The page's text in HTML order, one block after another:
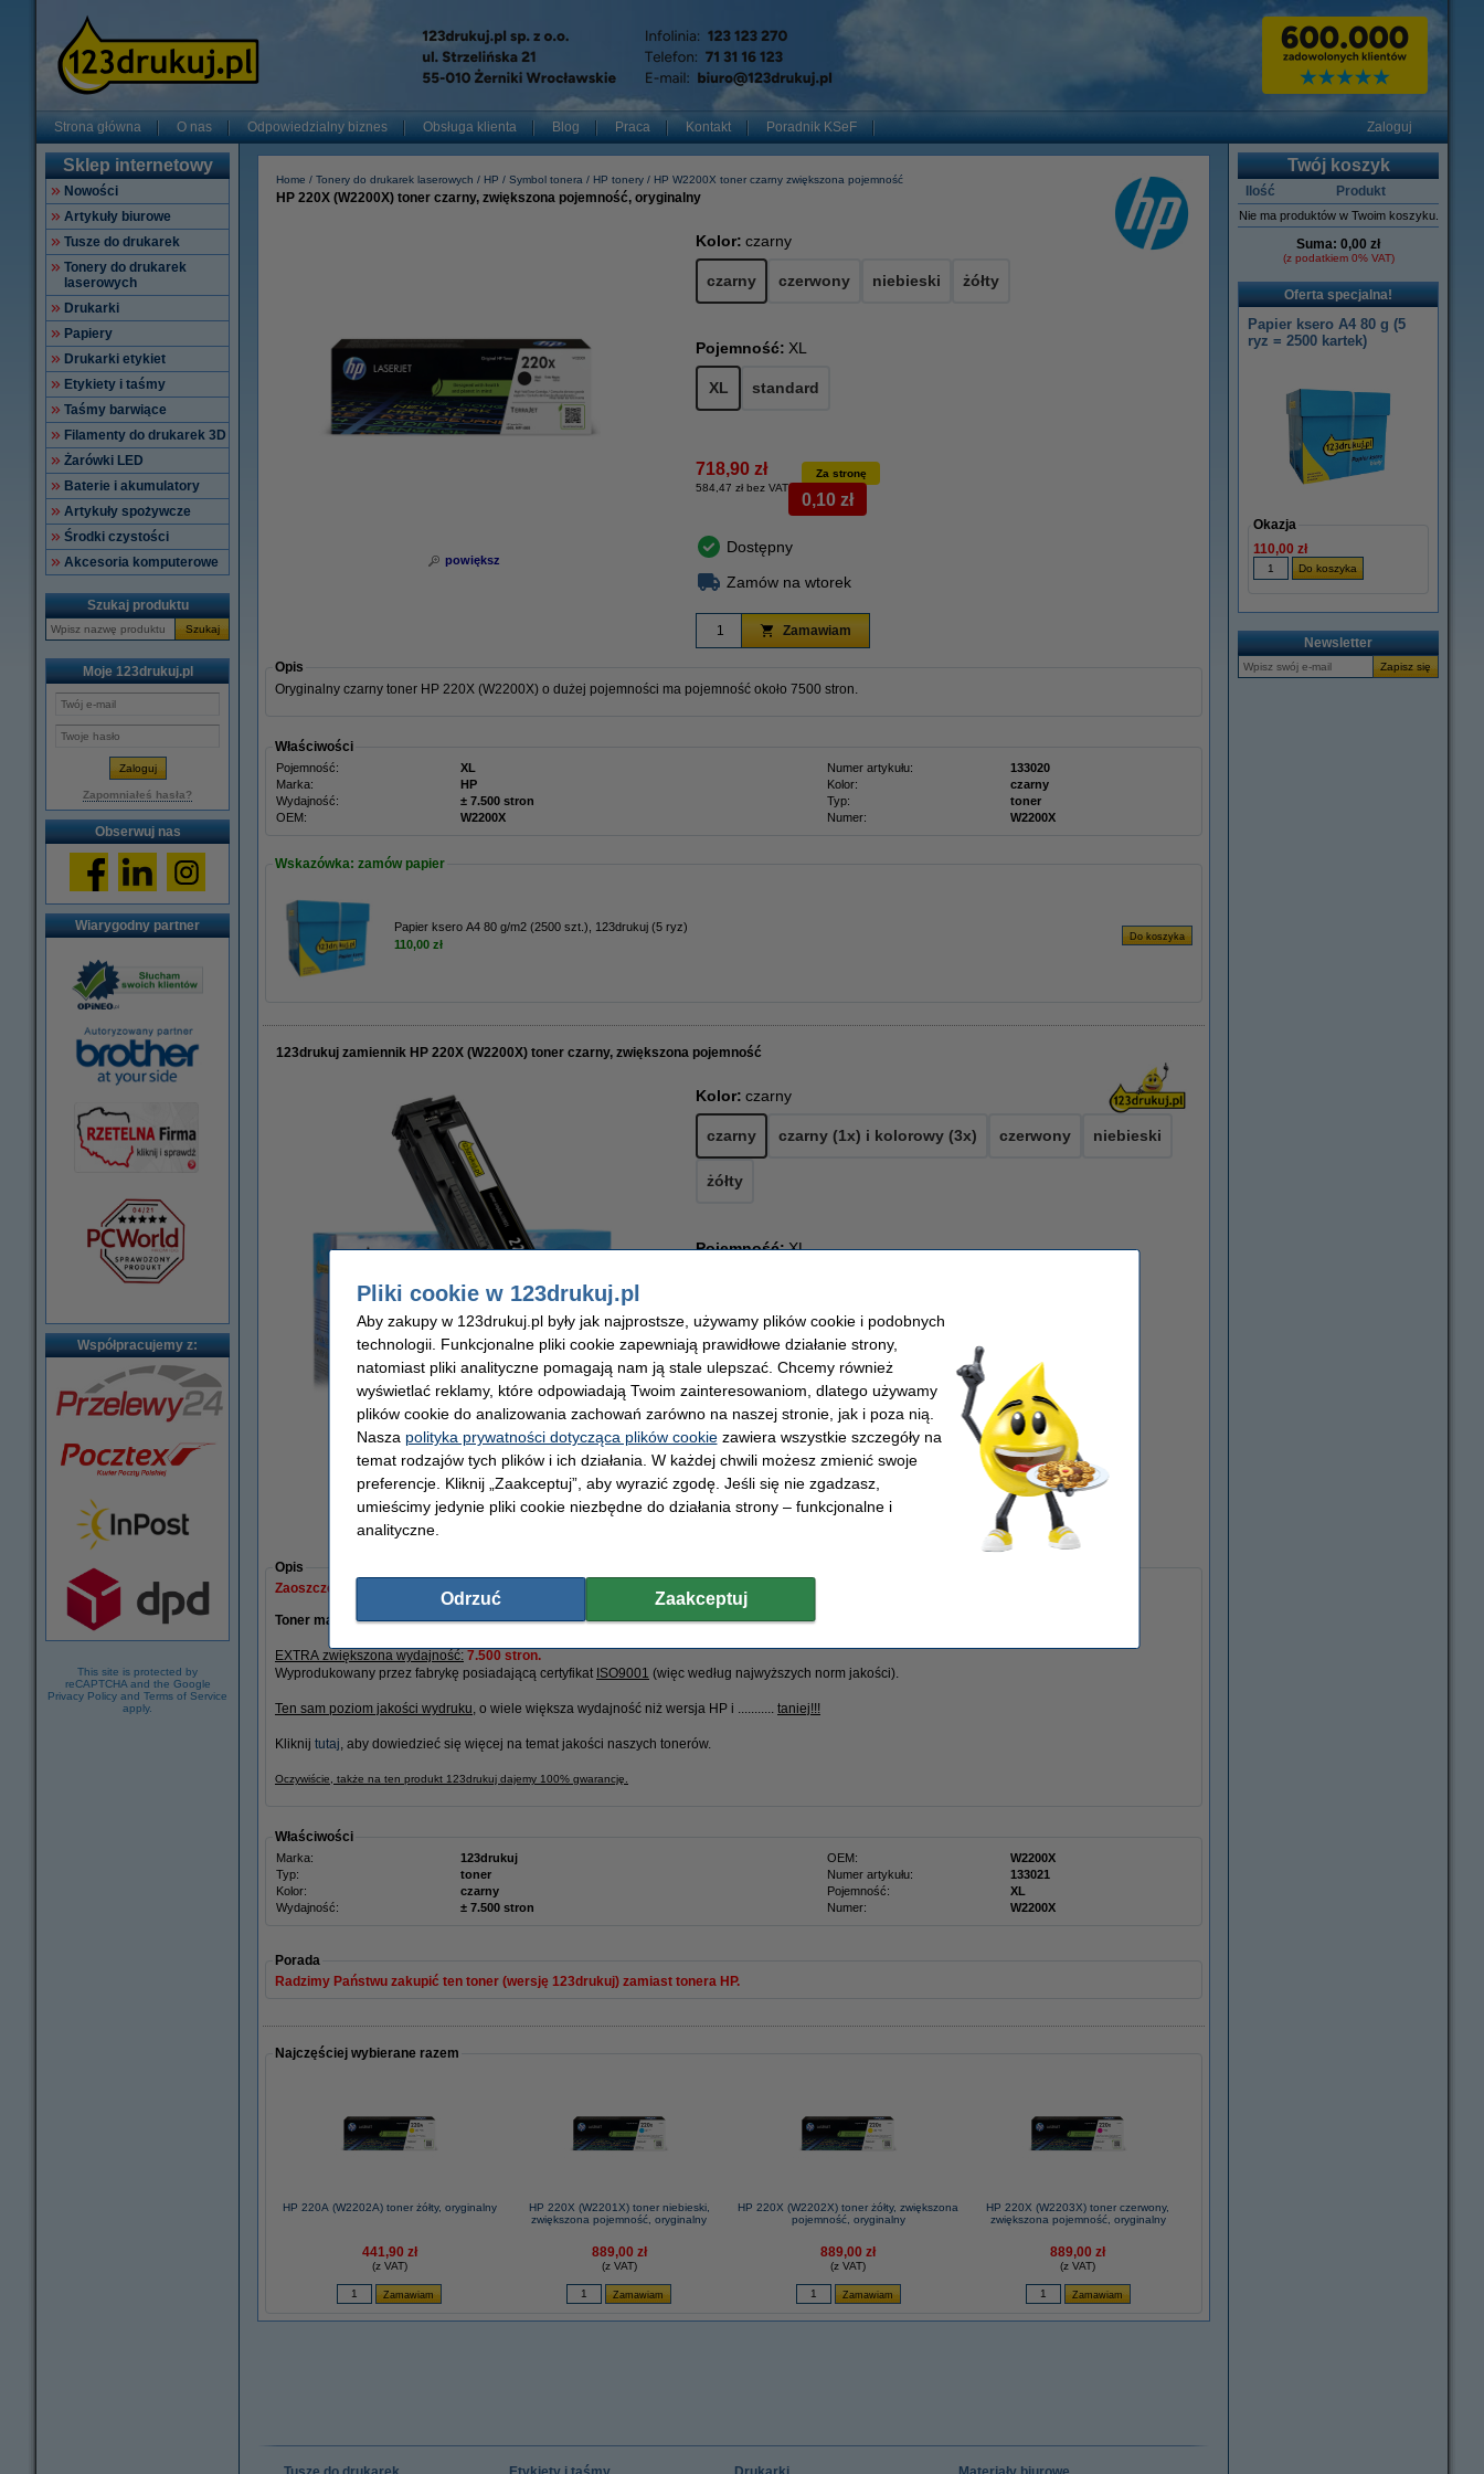
Strona główna O nas Odpowiedzialny biznes Obsługa klienta Blog Praca Kontakt Poradnik KSeF Zaloguj
Sklep internetowy
Nowości
Artykuły biurowe
Tusze do drukarek
Tonery do drukarek
laserowych
Drukarki
Papiery
Drukarki etykiet
Etykiety i taśmy
Taśmy barwiące
Filamenty do drukarek 3D
Żarówki LED
Baterie i akumulatory
Artykuły spożywcze
Środki czystości
Akcesoria komputerowe
Szukaj produktu
Szukaj
Moje 123drukuj.pl
Zapomniałeś hasła?
Obserwuj nas
Wiarygodny partner
Współpracujemy z:
This site is protected by
reCAPTCHA and the Google
Privacy Policy and Terms of Service
apply.
Home Tonery do drukarek laserowych HP Symbol tonera HP tonery HP W2200X toner czarny zwiększona pojemność
HP 220X (W2200X) toner czarny, zwiększona pojemność, oryginalny
powiększ
Kolor: czarny
czarny czerwony niebieski żółty
Pojemność: XL
XL standard
718,90 zł
584,47 zł bez VAT
Za stronę
0,10 zł
Dostępny
Zamów na wtorek
Zamawiam
Opis
Oryginalny czarny toner HP 220X (W2200X) o dużej pojemności ma pojemność około 7500 stron.
Właściwości
Pojemność: XL Numer artykułu:
133020
Marka:
HP Kolor:
czarny
Wydajność:
± 7.500 stron Typ:
toner
OEM:
W2200X Numer: W2200X
Wskazówka: zamów papier
Papier ksero A4 80 g/m2 (2500 szt.), 123drukuj (5 ryz)
110,00 zł
123drukuj zamiennik HP 220X (W2200X) toner czarny, zwiększona pojemność
powiększ
Kolor: czarny
czarny czarny (1x) i kolorowy (3x) czerwony niebieski
żółty
Pojemność:XL
299,00 zł
243,09 zł bez VAT
Za stronę
0,04 zł
Dostępny
Zamów na wtorek
Opis
Zaoszczędź prawie
w porównaniu do wersji oryginalnej!
Toner marki 123drukuj do drukarek HP
EXTRA zwiększona wydajność: 7.500 stron.
Wyprodukowany przez fabrykę posiadającą certyfikat ISO9001 (więc według najwyższych norm jakości).
Ten sam poziom jakości wydruku, o wiele większa wydajność niż wersja HP i ........... taniej!!!
Kliknij tutaj, aby dowiedzieć się więcej na temat jakości naszych tonerów.
Oczywiście, także na ten produkt 123drukuj dajemy 100% gwarancję.
Właściwości
Marka: 123drukuj OEM:
W2200X
Typ:
toner Numer artykułu:
133021
Kolor:
czarny Pojemność:
XL
Wydajność:
± 7.500 stron Numer: W2200X
Porada
Radzimy Państwu zakupić ten toner (wersję 123drukuj) zamiast tonera HP.
Najczęściej wybierane razem
HP 220A (W2202A) toner żółty, oryginalny
441,90 zł
(z VAT)
HP 220X (W2201X) toner niebieski,
zwiększona pojemność, oryginalny
889,00 zł
(z VAT)
HP 220X (W2202X) toner żółty, zwiększona
pojemność, oryginalny
889,00 zł
(z VAT)
HP 220X (W2203X) toner czerwony,
zwiększona pojemność, oryginalny
889,00 zł
(z VAT)
Twój koszyk
Ilość Produkt
Nie ma produktów w Twoim koszyku.
Suma: 0,00 zł
(z podatkiem 0% VAT)
Oferta specjalna!
Papier ksero A4 80 g (5
ryz = 2500 kartek)
Okazja
110,00 zł
Newsletter
Pliki cookie w 123drukuj.pl
Aby zakupy w 123drukuj.pl były jak najprostsze, używamy plików cookie i podobnych
technologii. Funkcjonalne pliki cookie zapewniają prawidłowe działanie strony,
natomiast pliki analityczne pomagają nam ją stale ulepszać. Chcemy również
wyświetlać reklamy, które odpowiadają Twoim zainteresowaniom, dlatego używamy
plików cookie do analizowania zachowań zarówno na naszej stronie, jak i poza nią.
Nasza polityka prywatności dotycząca plików cookiezawiera wszystkie szczegóły na
temat rodzajów tych plików i ich działania. W każdej chwili możesz zmienić swoje
preferencje. Kliknij „Zaakceptuj”, aby wyrazić zgodę. Jeśli się nie zgadzasz,
umieścimy jedynie pliki cookie niezbędne do działania strony – funkcjonalne i
analityczne.
Odrzuć Zaakceptuj